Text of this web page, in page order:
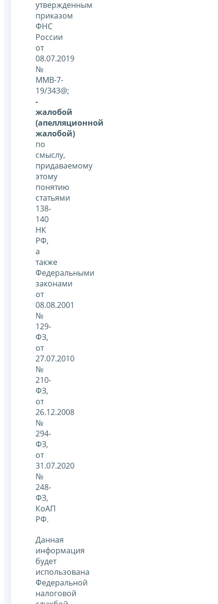
утвержденным
приказом
ФНС
России
от
08.07.2019
№
ММВ-7-
19/343@;
-
жалобой
(апелляционной
жалобой)
по
смыслу,
придаваемому
этому
понятию
статьями
138-
140
НК
РФ,
а
также
Федеральными
законами
от
08.08.2001
№
129-
ФЗ,
от
27.07.2010
№
210-
ФЗ,
от
26.12.2008
№
294-
ФЗ,
от
31.07.2020
№
248-
ФЗ,
КоАП
РФ.
Данная
информация
будет
использована
Федеральной
налоговой